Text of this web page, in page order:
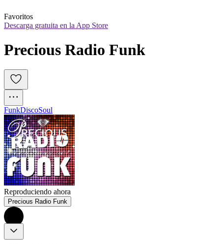
Favoritos
Descarga gratuita en la App Store
Precious Radio Funk
FunkDiscoSoul
Reproduciendo ahora
Precious Radio Funk